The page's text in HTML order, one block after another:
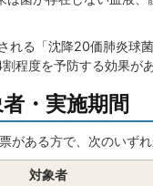
れる「沈降20価肺炎球
程度を予防する効果が
・実施期間
がある方で、次のいず
対象者